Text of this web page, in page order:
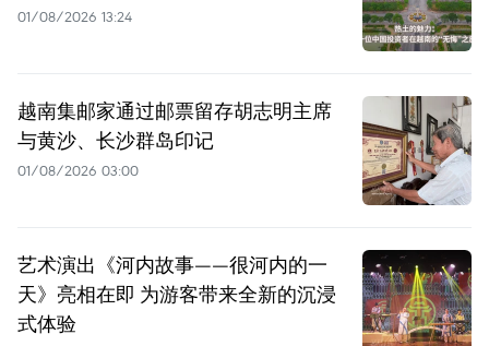
01/08/2026 13:24
越南集邮家通过邮票留存胡志明主席
与黄沙、长沙群岛印记
01/08/2026 03:00
艺术演出《河内故事——很河内的一
天》亮相在即 为游客带来全新的沉浸
式体验